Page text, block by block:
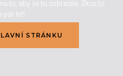
to, aby se tu zobrazila. Zkus to
pár let!
STRÁNKU